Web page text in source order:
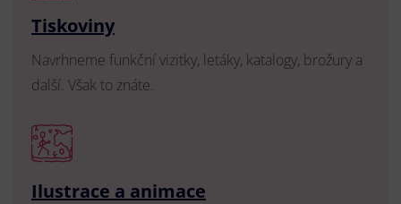
Tiskoviny
Navrhneme funkční vizitky, letáky, katalogy, brožury a
další. Však to znáte.
Ilustrace a animace